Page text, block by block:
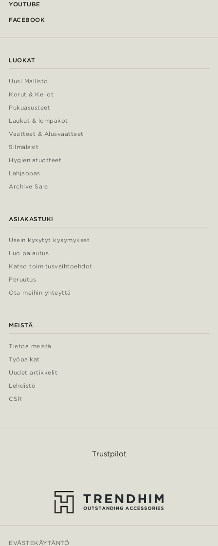
YOUTUBE
FACEBOOK
LUOKAT
Uusi Mallisto
Korut & Kellot
Pukuasusteet
Laukut & lompakot
Vaatteet & Alusvaatteet
Silmälasit
Hygieniatuotteet
Lahjaopas
Archive Sale
ASIAKASTUKI
Usein kysytyt kysymykset
Luo palautus
Katso toimitusvaihtoehdot
Peruutus
Ota meihin yhteyttä
MEISTÄ
Tietoa meistä
Työpaikat
Uudet artikkelit
Lehdistö
CSR
Trustpilot
EVÄSTEKÄYTÄNTÖ